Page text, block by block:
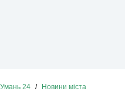
Умань 24 / Новини міста